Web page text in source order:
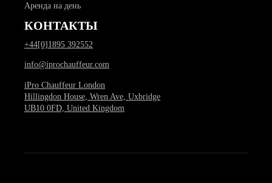
Аренда на день
КОНТАКТЫ
+44[0]1895 392552
info@iprochauffeur.com
iPro Chauffeur London
Hillingdon House, Wren Ave, Uxbridge
UB10 0FD, United Kingdom